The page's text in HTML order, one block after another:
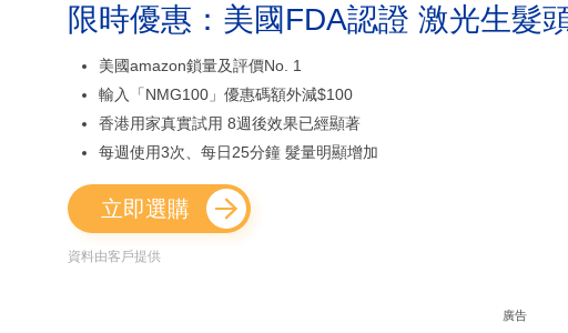
限時優惠：美國FDA認證 激光生髮
美國amazon鎖量及評價No. 1
輸入「NMG100」優惠碼額外減$100
香港用家真實試用 8週後效果已經顯著
每週使用3次、每日25分鐘 髮量明顯增加
立即選購
資料由客戶提供
廣告